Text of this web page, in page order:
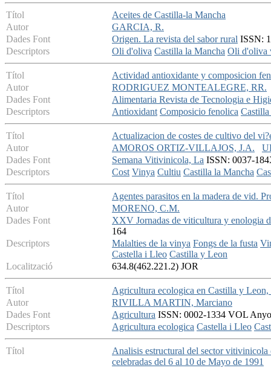
Títol
Aceites de Castilla-la Mancha
Autor
GARCIA, R.
Dades Font
Origen. La revista del sabor rural ISSN:
Descriptors
Oli d'oliva Castilla la Mancha Oli d'oliva
Títol
Actividad antioxidante y composicion
Autor
RODRIGUEZ MONTEALEGRE, RR.
Dades Font
Alimentaria Revista de Tecnologia e
Descriptors
Antioxidant Composicio fenolica
Títol
Actualizacion de costes de cultivo del
Autor
AMOROS ORTIZ-VILLAJOS, J.A.
Dades Font
Semana Vitivinicola, La ISSN: 0037-
Descriptors
Cost Vinya Cultiu Castilla la Mancha
Títol
Agentes parasitos en la madera de vid.
Autor
MORENO, C.M.
Dades Font
XXV Jornadas de viticultura y enologia
164
Descriptors
Malalties de la vinya Fongs de la fusta
Castella i Lleo Castilla y Leon
Localització
634.8(462.221.2) JOR
Títol
Agricultura ecologica en Castilla y Leon,
Autor
RIVILLA MARTIN, Marciano
Dades Font
Agricultura ISSN: 0002-1334 VOL
Descriptors
Agricultura ecologica Castella i Lleo
Títol
Analisis estructural del sector vitivinicola
celebradas del 6 al 10 de Mayo de 1991